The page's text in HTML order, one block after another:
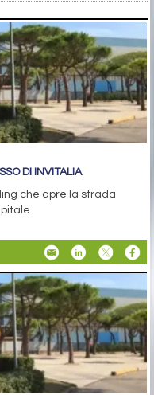
DI INVITALIA
che apre la strada